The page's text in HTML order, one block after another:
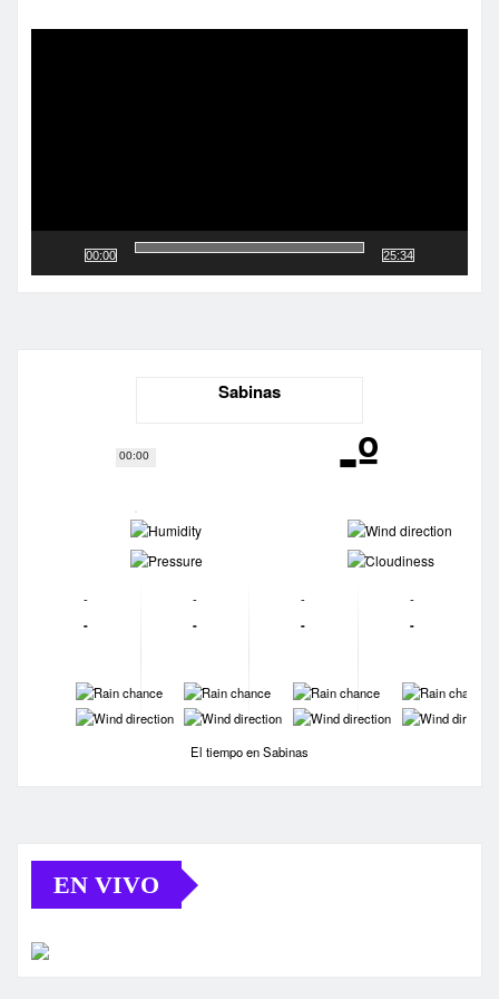
00:00
00:00
25:34
Sabinas
-º
-
-
-
-
-
-
-
-
-
-
-
-
-
-
-
-
-
-
-
-
El tiempo en Sabinas
EN VIVO